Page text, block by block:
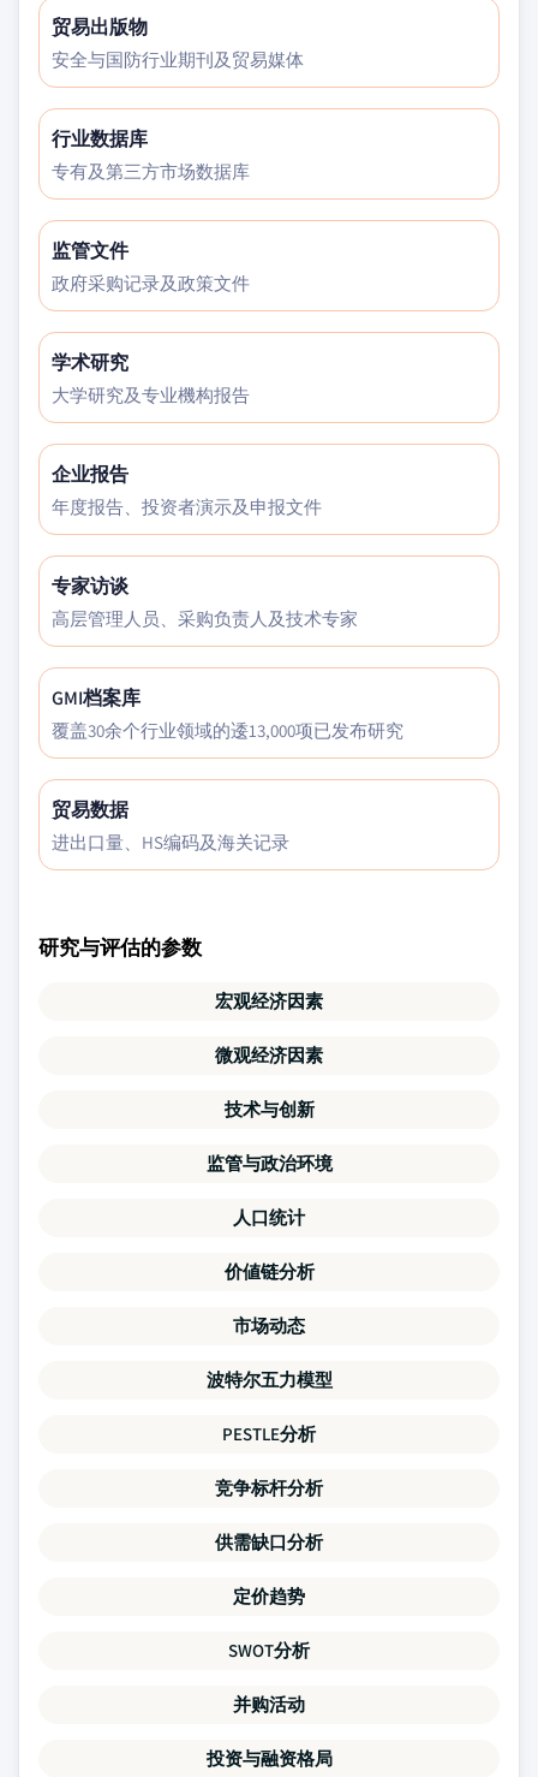
贸易出版物
安全与国防行业期刊及贸易媒体
行业数据库
专有及第三方市场数据库
监管文件
政府采购记录及政策文件
学术研究
大学研究及专业機构报告
企业报告
年度报告、投资者演示及申报文件
专家访谈
高层管理人员、采购负责人及技术专家
GMI档案库
覆盖30余个行业领域的逶13,000项已发布研究
贸易数据
进出口量、HS编码及海关记录
研究与评估的参数
宏观经济因素
微观经济因素
技术与创新
监管与政治环境
人口统计
价値链分析
市场动态
波特尔五力模型
PESTLE分析
竞争标杆分析
供需缺口分析
定价趋势
SWOT分析
并购活动
投资与融资格局